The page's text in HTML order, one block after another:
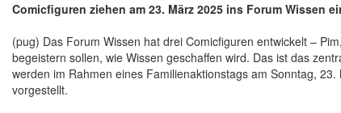
Comicfiguren ziehen am 23. März 2025 ins Forum Wissen
(pug) Das Forum Wissen hat drei Comicfiguren entwickelt –
begeistern sollen, wie Wissen geschaffen wird. Das ist das
werden im Rahmen eines Familienaktionstags am Sonntag,
vorgestellt.